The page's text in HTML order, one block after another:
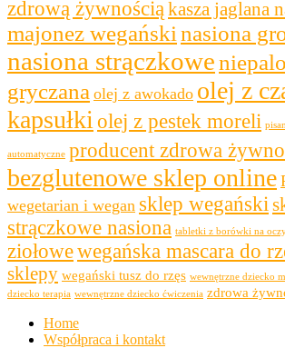
zdrową żywnością kasza jaglana
majonez wegański nasiona
nasiona strączkowe
gryczana olej z awokado olej z
kapsułki olej z pestek moreli
automatyczne producent zdrowa
bezglutenowe sklep online
wegetarian i wegan sklep wegański
strączkowe nasiona tabletki z borówki na
ziołowewegańska mascara do
sklepy wegański tusz do rzęs wewnętrzne dziecko
dziecko terapia wewnętrzne dziecko ćwiczenia zdrowa
Home
Współpraca i kontakt